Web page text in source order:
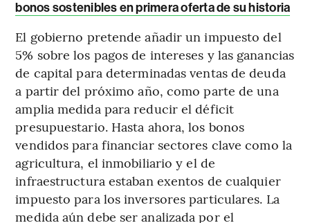
bonos sostenibles en primera oferta de su historia
El gobierno pretende añadir un impuesto del
5% sobre los pagos de intereses y las ganancias
de capital para determinadas ventas de deuda
a partir del próximo año, como parte de una
amplia medida para reducir el déficit
presupuestario. Hasta ahora, los bonos
vendidos para financiar sectores clave como la
agricultura, el inmobiliario y el de
infraestructura estaban exentos de cualquier
impuesto para los inversores particulares. La
medida aún debe ser analizada por el